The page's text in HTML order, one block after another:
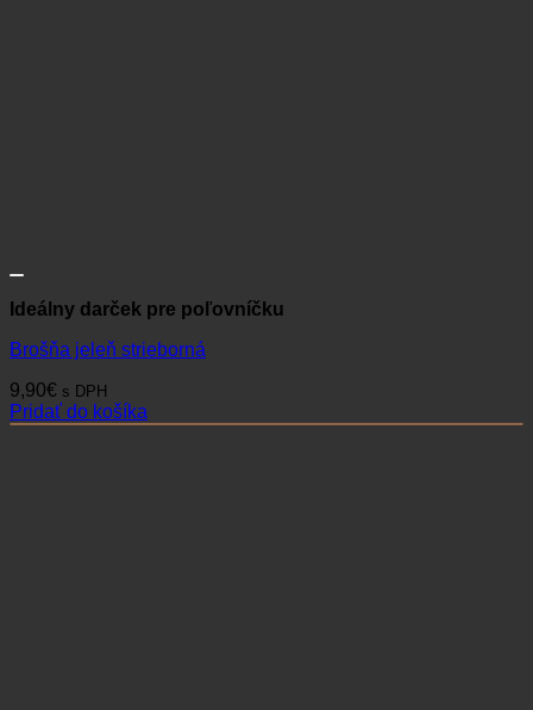
Ideálny darček pre poľovníčku
Brošňa jeleň strieborná
9,90€ s DPH
Pridať do košíka